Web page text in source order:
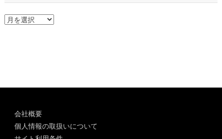
ア
会社概要
個人情報の取扱いについて